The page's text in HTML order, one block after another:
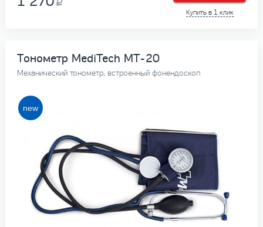
Купить в 1 клик
Тонометр MediTech МТ-20
Механический тонометр, встроенный фонендоскоп